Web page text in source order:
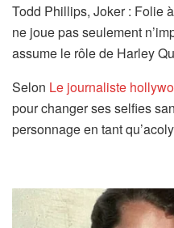
Todd Phillips, Joker : Folie
ne joue pas seulement
assume le rôle de Harley
Selon Le journaliste
pour changer ses selfies
personnage en tant